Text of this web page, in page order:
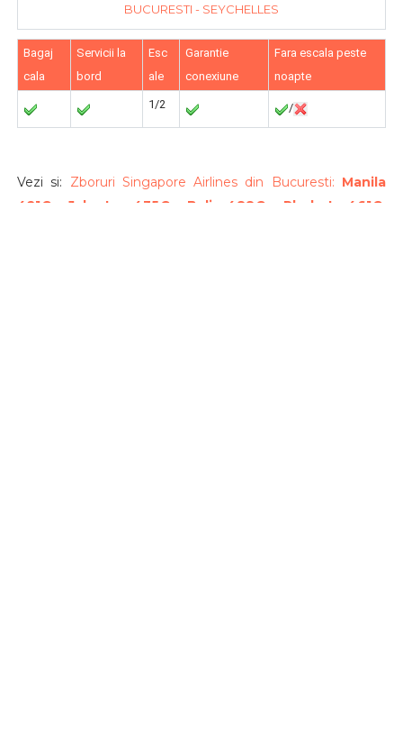
BUCURESTI - SEYCHELLES
Bagaj
cala
Servicii la
bord
Esc
ale
Garantie
conexiune
Fara escala peste
noapte
1/2 /
Vezi si: Zboruri Singapore Airlines din Bucuresti: Manila
421€, Jakarta 435€, Bali 488€, Phuket 461€,